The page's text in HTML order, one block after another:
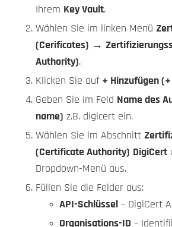
Ihrem Key Vault.
Wählen Sie im linken Menü
(Cerificates) →
Authority).
Klicken Sie auf + Hinzufügen
Geben Sie im Feld Name des
name) z.B. digicert ein.
Wählen Sie im Abschnitt
(Certificate Authority) DigiCert
Dropdown-Menü aus.
Füllen Sie die Felder aus:
API-Schlüssel – DigiCert
Organisations-ID –